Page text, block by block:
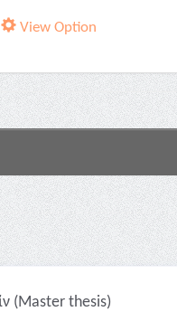
View Option
(Master thesis)